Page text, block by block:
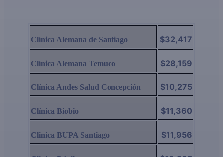
Clínica Alemana de Santiago $32,417
Clínica Alemana Temuco $28,159
Clínica Andes Salud Concepción $10,275
Clínica Biobio $11,360
Clinica BUPA Santiago $11,956